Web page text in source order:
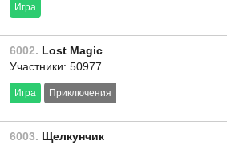
Игра
6002. Lost Magic
Участники: 50977
Игра Приключения
6003. Щелкунчик